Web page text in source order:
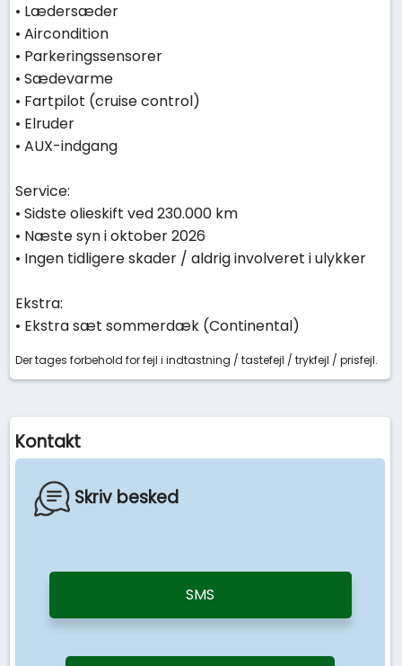
• Lædersæder
• Aircondition
• Parkeringssensorer
• Sædevarme
• Fartpilot (cruise control)
• Elruder
• AUX-indgang
Service:
• Sidste olieskift ved 230.000 km
• Næste syn i oktober 2026
• Ingen tidligere skader / aldrig involveret i ulykker
Ekstra:
• Ekstra sæt sommerdæk (Continental)
Der tages forbehold for fejl i indtastning / tastefejl / trykfejl / prisfejl.
Kontakt
Skriv besked
SMS